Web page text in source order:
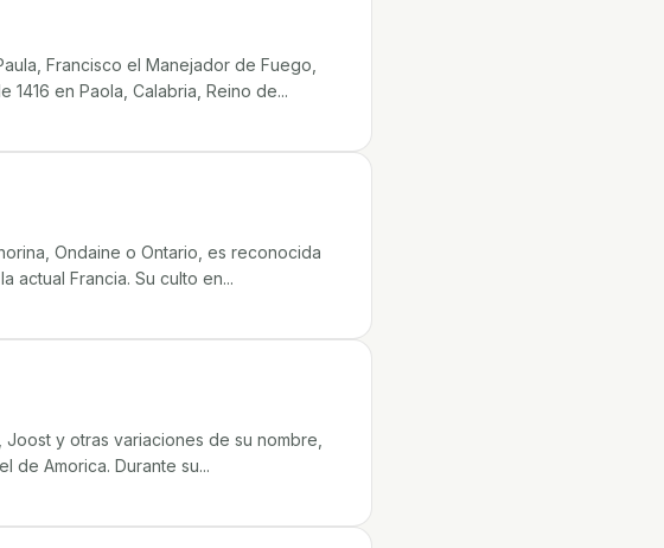
Francisco el Manejador de Fuego,
en Paola, Calabria, Reino de...
Ondaine o Ontario, es reconocida
actual Francia. Su culto en...
y otras variaciones de su nombre,
de Amorica. Durante su...